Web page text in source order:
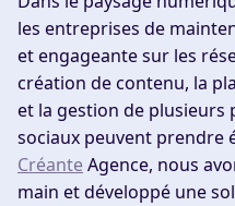
les entreprises de
et engageante sur les
création de contenu, la
et la gestion de plusieurs
sociaux peuvent prendre
CréanteAgence, nous
main et développé une